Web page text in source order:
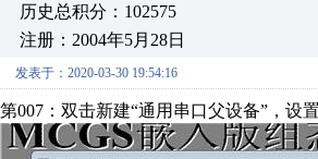
历史总积分：102575
注册：2004年5月28日
发表于：2020-03-30 19:54:16
第007：双击新建“通用串口父设备”，设